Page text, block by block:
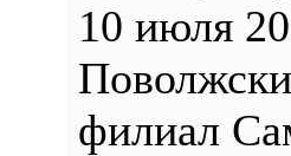
10 июля
филиал